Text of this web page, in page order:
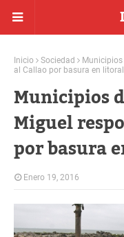
Inicio Sociedad
al Callao por basura en
Municipios
Miguel
por basura
Enero 19, 2016